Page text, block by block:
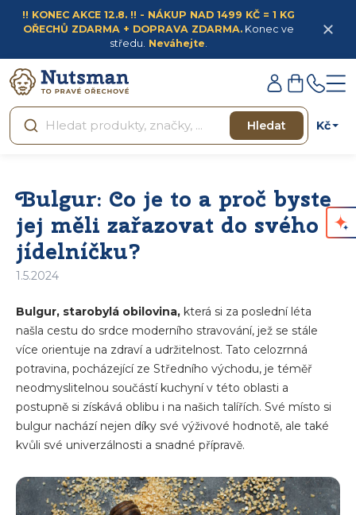
obsah
!! KONEC AKCE 12.8. !! - NÁKUP NAD 1499 KČ = 1 KG
OŘECHŮ ZDARMA + DOPRAVA ZDARMA.Konec ve
středu. Neváhejte.
Hledat Kč
Přihlášení
Nákupní
košík
Bulgur: Co je to a proč byste
jej měli zařazovat do svého
jídelníčku?
1.5.2024
Bulgur, starobylá obilovina, která si za poslední léta
našla cestu do srdce moderního stravování, jež se stále
více orientuje na zdraví a udržitelnost. Tato celozrnná
potravina, pocházející ze Středního východu, je téměř
neodmyslitelnou součástí kuchyní v této oblasti a
postupně si získává oblibu i na našich talířích. Své místo si
bulgur nachází nejen díky své výživové hodnotě, ale také
kvůli své univerzálnosti a snadné přípravě.